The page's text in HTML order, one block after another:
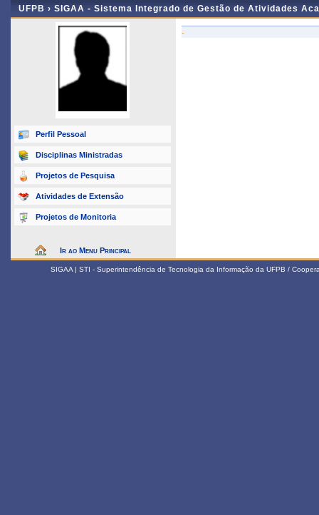
UFPB › SIGAA - Sistema Integrado de Gestão de Atividades
Perfil Pessoal
Disciplinas Ministradas
Projetos de Pesquisa
Atividades de Extensão
Projetos de Monitoria
Ir ao Menu Principal
-
SIGAA | STI - Superintendência de Tecnologia da Informação da UFPB /